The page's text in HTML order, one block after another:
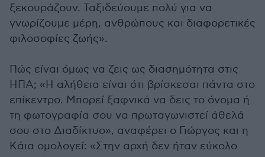
ξεκουράζουν. Ταξιδεύουμε πολύ για να
γνωρίζουμε μέρη, ανθρώπους και διαφορετικές
φιλοσοφίες ζωής».
Πώς είναι όμως να ζεις ως διασημότητα στις
ΗΠΑ; «Η αλήθεια είναι ότι βρίσκεσαι πάντα στο
επίκεντρο. Μπορεί ξαφνικά να δεις το όνομα ή
τη φωτογραφία σου να πρωταγωνιστεί άθελά
σου στο Διαδίκτυο», αναφέρει ο Γιώργος και η
Kάια ομολογεί: «Στην αρχή δεν ήταν εύκολο